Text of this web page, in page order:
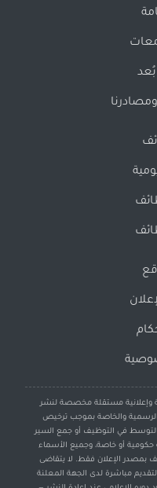
وإعلانية مستقلة مخصصة لنشر
الرسمية والخاصة بموجب ترخيص
في التوظيف أو جمع السير
حكومية أو خاصة، وجميع الأسماء
بمصدر الإعلان فقط. لا يتقاضى
مباشرة لدى الجهة المعلنة